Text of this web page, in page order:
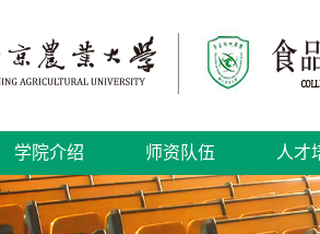
学院介绍 师资队伍 人才